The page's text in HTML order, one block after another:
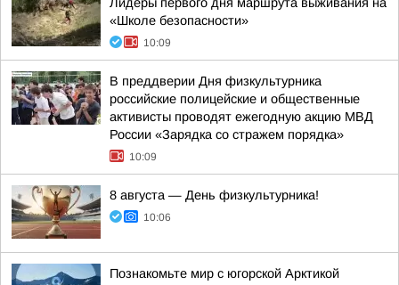
«Школе безопасности»
10:09
В преддверии Дня физкультурника
российские полицейские и общественные
активисты проводят ежегодную акцию МВД
России «Зарядка со стражем порядка»
10:09
8 августа — День физкультурника!
10:06
Познакомьте мир с югорской Арктикой